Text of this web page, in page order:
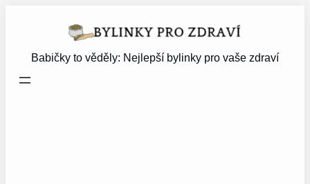
Babičky to věděly: Nejlepší bylinky pro vaše zdraví